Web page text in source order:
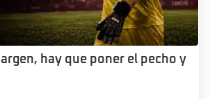
hay que poner el pecho y